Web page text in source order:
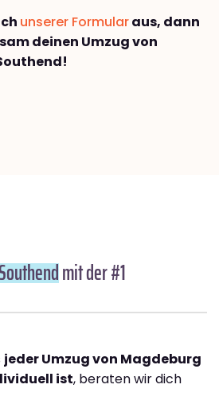
unserer Formularaus, dann
deinen Umzug von
mit der #1
jeder Umzug von Magdeburg
ist, beraten wir dich